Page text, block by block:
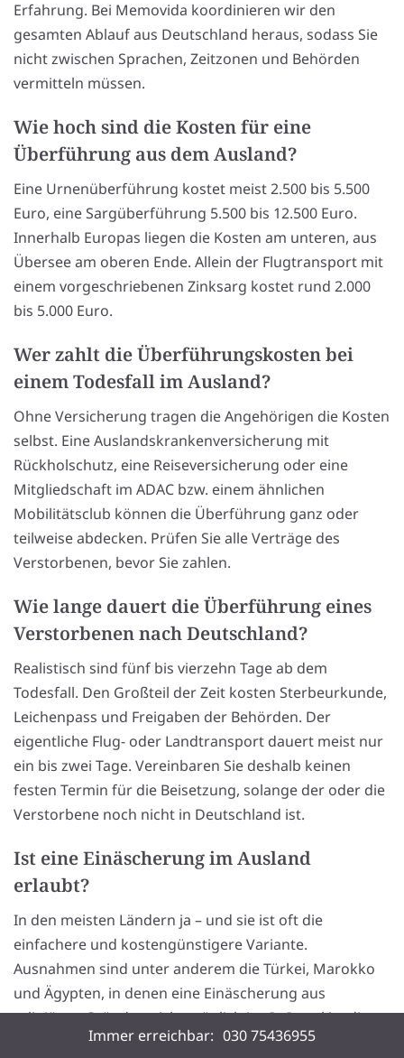
Erfahrung. Bei Memovida koordinieren wir den
gesamten Ablauf aus Deutschland heraus, sodass Sie
nicht zwischen Sprachen, Zeitzonen und Behörden
vermitteln müssen.
Wie hoch sind die Kosten für eine
Überführung aus dem Ausland?
Eine Urnenüberführung kostet meist 2.500 bis 5.500
Euro, eine Sargüberführung 5.500 bis 12.500 Euro.
Innerhalb Europas liegen die Kosten am unteren, aus
Übersee am oberen Ende. Allein der Flugtransport mit
einem vorgeschriebenen Zinksarg kostet rund 2.000
bis 5.000 Euro.
Wer zahlt die Überführungskosten bei
einem Todesfall im Ausland?
Ohne Versicherung tragen die Angehörigen die Kosten
selbst. Eine Auslandskrankenversicherung mit
Rückholschutz, eine Reiseversicherung oder eine
Mitgliedschaft im ADAC bzw. einem ähnlichen
Mobilitätsclub können die Überführung ganz oder
teilweise abdecken. Prüfen Sie alle Verträge des
Verstorbenen, bevor Sie zahlen.
Wie lange dauert die Überführung eines
Verstorbenen nach Deutschland?
Realistisch sind fünf bis vierzehn Tage ab dem
Todesfall. Den Großteil der Zeit kosten Sterbeurkunde,
Leichenpass und Freigaben der Behörden. Der
eigentliche Flug- oder Landtransport dauert meist nur
ein bis zwei Tage. Vereinbaren Sie deshalb keinen
festen Termin für die Beisetzung, solange der oder die
Verstorbene noch nicht in Deutschland ist.
Ist eine Einäscherung im Ausland
erlaubt?
In den meisten Ländern ja – und sie ist oft die
einfachere und kostengünstigere Variante.
Ausnahmen sind unter anderem die Türkei, Marokko
und Ägypten, in denen eine Einäscherung aus
religiösen Gründen nicht möglich ist. In Israel ist die
Zahl der Krematorien gering. Die Beisetzung der Urne
Immer erreichbar: 030 75436955